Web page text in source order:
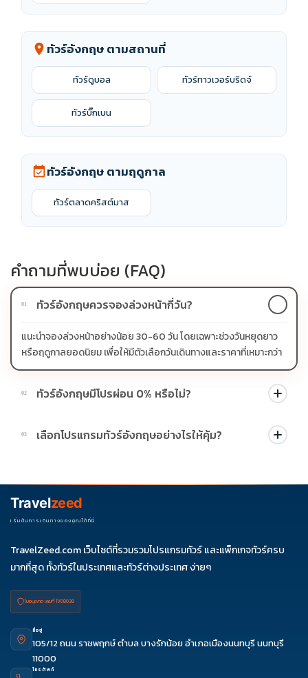
location_on ทัวร์อังกฤษ ตามสถานที่
ทัวร์ดูบอล ทัวร์ทาวเวอร์บริดจ์
ทัวร์บิ๊กเบน
event_availableทัวร์อังกฤษ ตามฤดูกาล
ทัวร์ตลาดคริสต์มาส
คำถามที่พบบ่อย (FAQ)
01 ทัวร์อังกฤษควรจองล่วงหน้ากี่วัน?
แนะนำจองล่วงหน้าอย่างน้อย 30-60 วัน โดยเฉพาะช่วงวันหยุดยาว
หรือฤดูกาลยอดนิยม เพื่อให้มีตัวเลือกวันเดินทางและราคาที่เหมาะกว่า
02 ทัวร์อังกฤษมีโปรผ่อน 0% หรือไม่?
บางโปรแกรมมีโปรผ่อน 0% หรือโปรโมชั่นบัตรเครดิตตามเงื่อนไขที่
บริษัทกำหนด สามารถดูสัญลักษณ์โปรโมชั่นในรายการทัวร์แต่ละ
03 เลือกโปรแกรมทัวร์อังกฤษอย่างไรให้คุ้ม?
ช่วงราคา ไม่ควรเทียบจากราคาต่ำสุดเพียงอย่างเดียว
ดูรีวิว
Travelzeed
เริ่มต้นการเดินทางของคุณได้ที่นี่
TravelZeed.com เว็บไซต์ที่รวมรวมโปรแกรมทัวร์ และแพ็กเกจทัวร์ครบ
มากที่สุด ทั้งทัวร์ในประเทศและทัวร์ต่างประเทศ ง่ายๆ
ใบอนุญาต เลขที่ 11/08038
ที่อยู่
105/12 ถนน ราชพฤกษ์ ตำบล บางรักน้อย อำเภอเมืองนนทบุรี นนทบุรี
11000
โทรศัพท์